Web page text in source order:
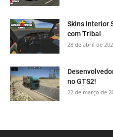
Skins Interior
com Tribal
28 de abril de
no GTS2!
22 de março de